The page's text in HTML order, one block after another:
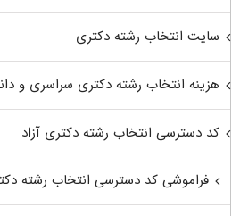
سایت انتخاب رشته دکتری
هزینه انتخاب رشته دکتری سراسری و
کد دسترسی انتخاب رشته دکتری آزاد
فراموشی کد دسترسی انتخاب رشته